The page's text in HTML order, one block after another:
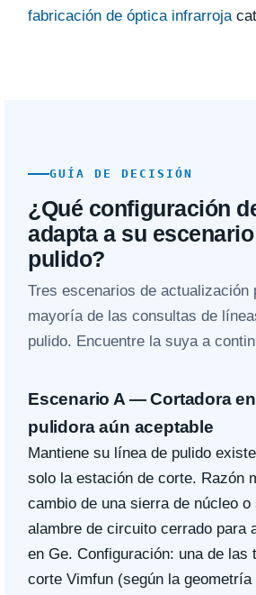
fabricación de óptica infrarroja
GUÍA DE DECISIÓN
¿Qué configuración
adapta a su
pulido?
Tres escenarios de actualización
mayoría de las consultas de
pulido. Encuentre la suya a
Escenario A — Cortadora
pulidora aún aceptable
Mantiene su línea de pulido
solo la estación de corte. Razón
cambio de una sierra de núcleo
alambre de circuito cerrado para
en Ge. Configuración: una de las
corte Vimfun (según la